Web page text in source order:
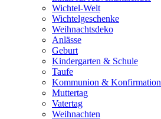
Wichtel-Welt
Wichtelgeschenke
Weihnachtsdeko
Anlässe
Geburt
Kindergarten & Schule
Taufe
Kommunion & Konfirmation
Muttertag
Vatertag
Weihnachten